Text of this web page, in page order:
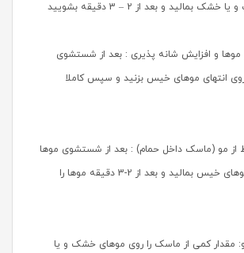
و بعد از 2 – 3 دقیقه بشویید
موها و افزایش شانه پذیری : بعد از شستشوی
روی انتهای موهای خیس بزنید و سپس کاملا
از مو (ماسک داخل حمام) : بعد از شستشوی موها
با شامپو، بر روی موهای خیس بمالید و بعد از 2-3 دقیقه موها را
مقدار کمی از ماسک را روی موهای خشک و یا